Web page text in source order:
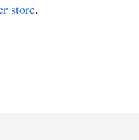
a mí en
store.